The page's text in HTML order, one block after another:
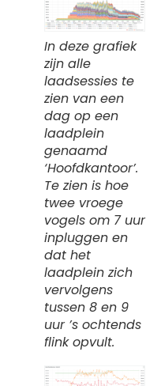
In deze grafiek
zijn alle
laadsessies te
zien van een
dag op een
laadplein
genaamd
‘Hoofdkantoor’.
Te zien is hoe
twee vroege
vogels om 7 uur
inpluggen en
dat het
laadplein zich
vervolgens
tussen 8 en 9
uur ’s ochtends
flink opvult.